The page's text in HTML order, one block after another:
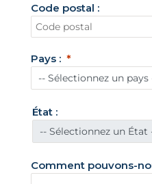
a
t
-
U
i
s
1
Code postal :
Pays :
État :
Comment pouvons-